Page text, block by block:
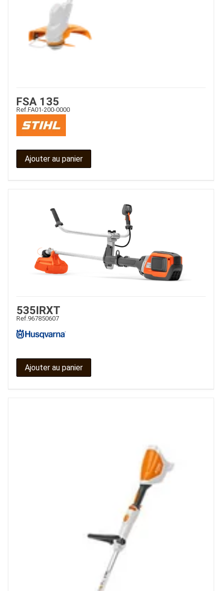
FSA 135
Ref. FA01-200-0000
Ajouter au panier
535IRXT
Ref. 967850607
Ajouter au panier